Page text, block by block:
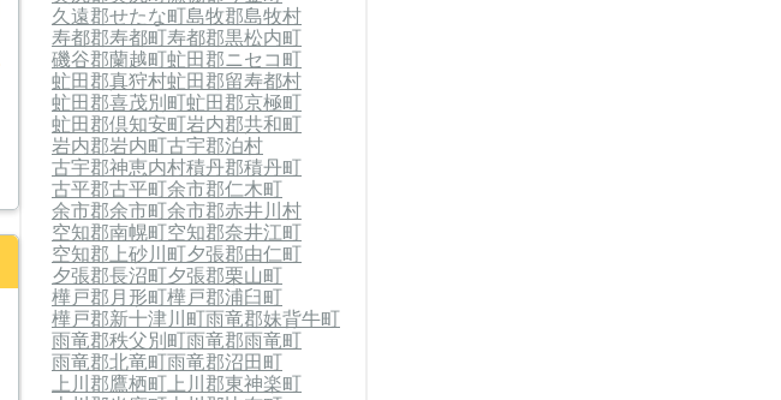
久遠郡せたな町島牧郡島牧村
寿都郡寿都町寿都郡黒松内町
磯谷郡蘭越町虻田郡ニセコ町
虻田郡真狩村虻田郡留寿都村
虻田郡喜茂別町虻田郡京極町
虻田郡倶知安町岩内郡共和町
岩内郡岩内町古宇郡泊村
古宇郡神恵内村積丹郡積丹町
古平郡古平町余市郡仁木町
余市郡余市町余市郡赤井川村
空知郡南幌町空知郡奈井江町
空知郡上砂川町夕張郡由仁町
夕張郡長沼町夕張郡栗山町
樺戸郡月形町樺戸郡浦臼町
樺戸郡新十津川町雨竜郡妹背牛町
雨竜郡秩父別町雨竜郡雨竜町
雨竜郡北竜町雨竜郡沼田町
上川郡鷹栖町 上川郡東神楽町